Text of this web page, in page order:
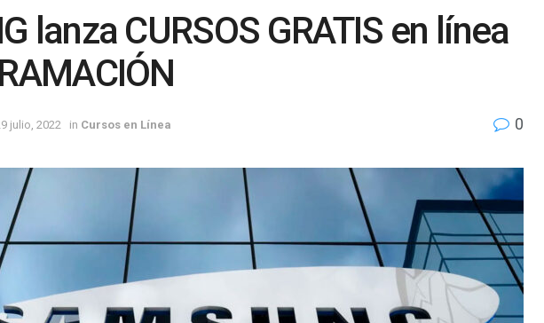
lanza CURSOS GRATIS en línea
julio, 2022 in Cursos en Línea 0